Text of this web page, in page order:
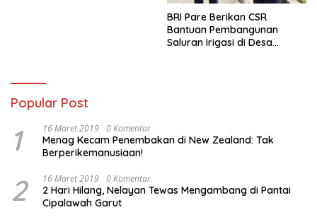
BRI Pare Berikan CSR
Bantuan Pembangunan
Saluran Irigasi di Desa
Popular Post
1 16 Maret 2019 0 Komentar
Menag Kecam Penembakan di New Zealand: Tak
Berperikemanusiaan!
2 16 Maret 2019 0 Komentar
2 Hari Hilang, Nelayan Tewas Mengambang di Pantai
Cipalawah Garut